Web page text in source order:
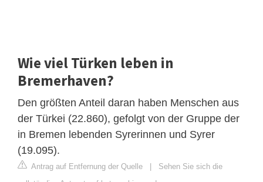
Wie viel Türken leben in
Bremerhaven?
Den größten Anteil daran haben Menschen aus
der Türkei (22.860), gefolgt von der Gruppe der
in Bremen lebenden Syrerinnen und Syrer
(19.095).
Antrag auf Entfernung der Quelle | Sehen Sie sich die